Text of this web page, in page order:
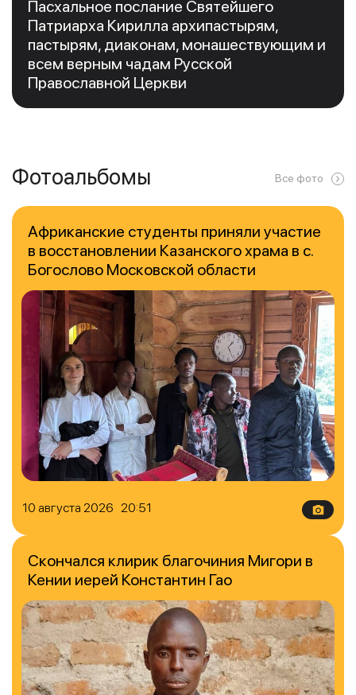
Пасхальное послание Святейшего
Патриарха Кирилла архипастырям,
пастырям, диаконам, монашествующим и
всем верным чадам Русской
Православной Церкви
Фотоальбомы Все фото
10 августа 2026 20:51
Африканские студенты приняли участие
в восстановлении Казанского храма в с.
Богослово Московской области
Скончался клирик благочиния Мигори в
Кении иерей Константин Гао